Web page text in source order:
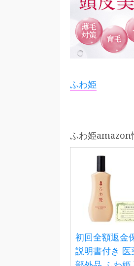
ふわ姫
ふわ姫amazon
初回全額返金
説明書付き 医